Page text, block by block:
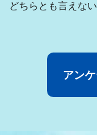
どちらとも言えない